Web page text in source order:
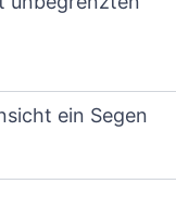
ein Segen